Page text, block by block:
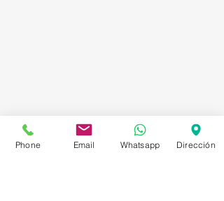
Phone Email Whatsapp Dirección